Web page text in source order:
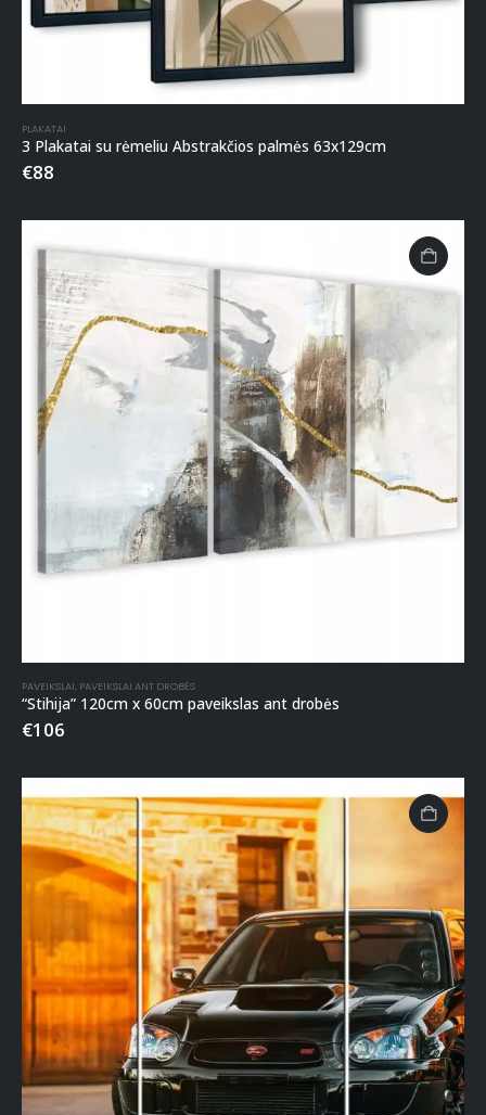
PLAKATAI
3 Plakatai su rėmeliu Abstrakčios palmės 63x129cm
€88
PAVEIKSLAI, PAVEIKSLAI ANT DROBĖS
“Stihija” 120cm x 60cm paveikslas ant drobės
€106